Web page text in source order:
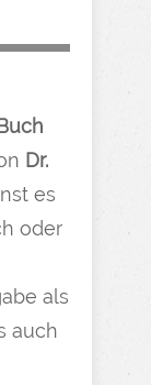
Dr.
es
oder
als
auch